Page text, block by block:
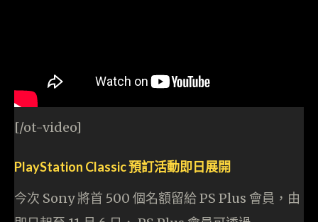
[/ot-video]
PlayStation Classic 預訂活動即日展開
今次 Sony 將首 500 個名額留給 PS Plus 會員，由